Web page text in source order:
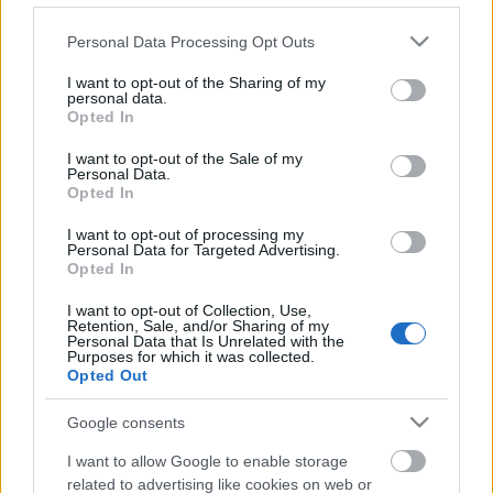
Please note that this website/app uses one or more Google
not limited to your visit or usage behaviour. You may click to
grant or deny consent to Google and its third-party tags to
use your data for below specified purposes in below Google
consent section.
Personal Data Processing Opt Outs
I want to opt-out of the Sharing of my
personal data.
Opted In
I want to opt-out of the Sale of my
Personal Data.
Opted In
I want to opt-out of processing my
Personal Data for Targeted Advertising.
Opted In
I want to opt-out of Collection, Use,
Retention, Sale, and/or Sharing of my
Personal Data that Is Unrelated with the
Purposes for which it was collected.
Opted Out
Google consents
I want to allow Google to enable storage
related to advertising like cookies on web or
Rekordösszegű izraeli befektetés
Ipar 4.0 megoldásokba
Israeli Embassy•2019. augusztus 08.
Az izraeli Start-Up Nation Central legfrissebb
jelentése szerint a globális Ipar 4.0 szektor 90